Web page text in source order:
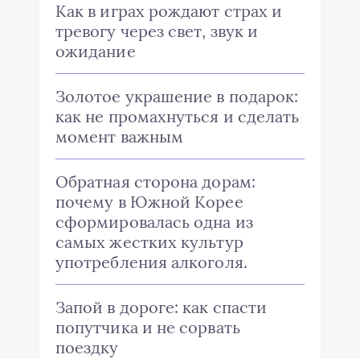
Как в играх рождают страх и
тревогу через свет, звук и
ожидание
Золотое украшение в подарок:
как не промахнуться и сделать
момент важным
Обратная сторона дорам:
почему в Южной Корее
сформировалась одна из
самых жестких культур
употребления алкоголя.
Запой в дороге: как спасти
попутчика и не сорвать
поездку